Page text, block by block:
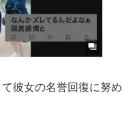
彼女の名誉回復に努め